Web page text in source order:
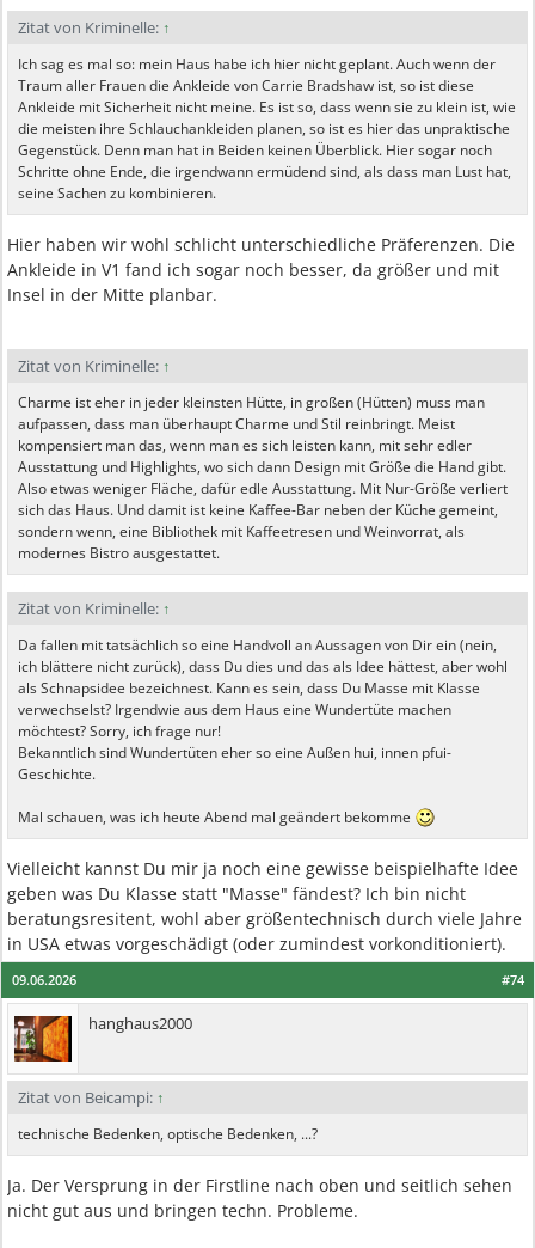
Zitat von Kriminelle: ↑
Ich sag es mal so: mein Haus habe ich hier nicht geplant. Auch wenn der
Traum aller Frauen die Ankleide von Carrie Bradshaw ist, so ist diese
Ankleide mit Sicherheit nicht meine. Es ist so, dass wenn sie zu klein ist, wie
die meisten ihre Schlauchankleiden planen, so ist es hier das unpraktische
Gegenstück. Denn man hat in Beiden keinen Überblick. Hier sogar noch
Schritte ohne Ende, die irgendwann ermüdend sind, als dass man Lust hat,
seine Sachen zu kombinieren.
Hier haben wir wohl schlicht unterschiedliche Präferenzen. Die
Ankleide in V1 fand ich sogar noch besser, da größer und mit
Insel in der Mitte planbar.
Zitat von Kriminelle: ↑
Charme ist eher in jeder kleinsten Hütte, in großen (Hütten) muss man
aufpassen, dass man überhaupt Charme und Stil reinbringt. Meist
kompensiert man das, wenn man es sich leisten kann, mit sehr edler
Ausstattung und Highlights, wo sich dann Design mit Größe die Hand gibt.
Also etwas weniger Fläche, dafür edle Ausstattung. Mit Nur-Größe verliert
sich das Haus. Und damit ist keine Kaffee-Bar neben der Küche gemeint,
sondern wenn, eine Bibliothek mit Kaffeetresen und Weinvorrat, als
modernes Bistro ausgestattet.
Zitat von Kriminelle: ↑
Da fallen mit tatsächlich so eine Handvoll an Aussagen von Dir ein (nein,
ich blättere nicht zurück), dass Du dies und das als Idee hättest, aber wohl
als Schnapsidee bezeichnest. Kann es sein, dass Du Masse mit Klasse
verwechselst? Irgendwie aus dem Haus eine Wundertüte machen
möchtest? Sorry, ich frage nur!
Bekanntlich sind Wundertüten eher so eine Außen hui, innen pfui-
Geschichte.
Mal schauen, was ich heute Abend mal geändert bekomme
Vielleicht kannst Du mir ja noch eine gewisse beispielhafte Idee
geben was Du Klasse statt "Masse" fändest? Ich bin nicht
beratungsresitent, wohl aber größentechnisch durch viele Jahre
in USA etwas vorgeschädigt (oder zumindest vorkonditioniert).
#74
09.06.2026
hanghaus2000
Zitat von Beicampi: ↑
technische Bedenken, optische Bedenken, ...?
Ja. Der Versprung in der Firstline nach oben und seitlich sehen
nicht gut aus und bringen techn. Probleme.